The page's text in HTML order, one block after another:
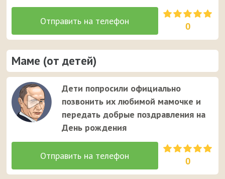
0
Маме (от детей)
Дети попросили официально
позвонить их любимой мамочке и
передать добрые поздравления на
День рождения
0